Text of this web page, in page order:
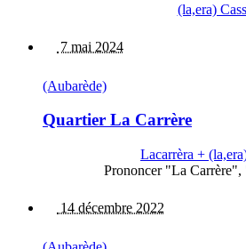
(la,era)
7 mai 2024
(Aubarède)
Quartier La Carrère
Lacarrèra +
Prononcer "La
14 décembre 2022